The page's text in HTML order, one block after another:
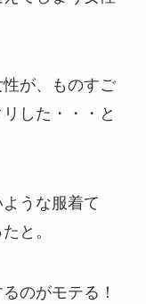
が、ものすご
した・・・と
うな服着て
と。
のがモテる！